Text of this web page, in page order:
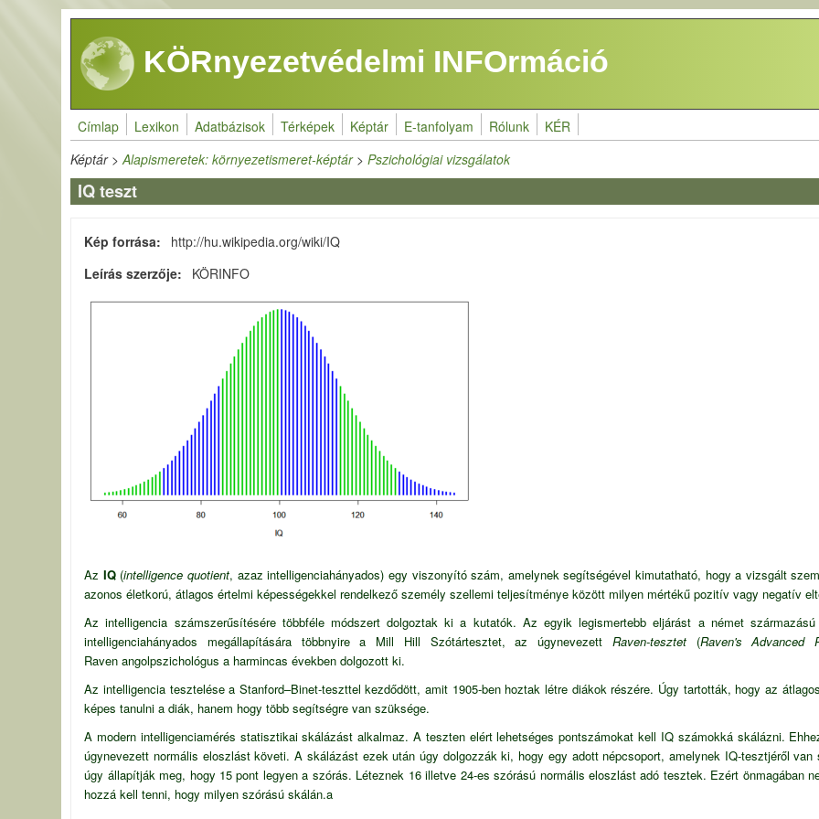
Ugrás a tartalomra
KÖRnyezetvédelmi INFOrmáció
Címlap Lexikon Adatbázisok Térképek Képtár E-tanfolyam Rólunk KÉR
Képtár>Alapismeretek: környezetismeret-képtár>Pszichológiai vizsgálatok
IQ teszt
Kép forrása
http://hu.wikipedia.org/wiki/IQ
Leírás szerzője
KÖRINFO
Az IQ(intelligence quotient, azaz intelligenciahányados) egy viszonyítószám, amelynek segítségével kimutatható, hogy a vizsgált
azonos életkorú, átlagos értelmi képességekkel rendelkező személy szellemi teljesítménye között milyen mértékű pozitív vagy negatív
Az intelligencia számszerűsítésére többféle módszert dolgoztak ki a kutatók. Az egyik legismertebb eljárást a német
intelligenciahányados megállapítására többnyire a Mill Hill Szótártesztet, az úgynevezett Raven-tesztet(Raven's Advanced
Raven angolpszichológus a harmincas években dolgozott ki.
Az intelligenciatesztelése a Stanford–Binet-teszttel kezdődött, amit 1905-ben hoztak létre diákok részére. Úgy tartották, hogy az
képes tanulni a diák, hanem hogy több segítségre van szüksége.
A modern intelligenciamérés statisztikaiskálázást alkalmaz. A tesztenelért lehetséges pontszámokat kell IQ számokká skálázni.
úgynevezett normális eloszlástköveti. A skálázást ezek után úgy dolgozzák ki, hogy egy adott népcsoport, amelynek IQ-tesztjéről
úgy állapítják meg, hogy 15 pont legyen a szórás. Léteznek 16 illetve 24-es szórású normális eloszlást adó tesztek. Ezért önmagában
hozzá kell tenni, hogy milyen szórású skálán.a